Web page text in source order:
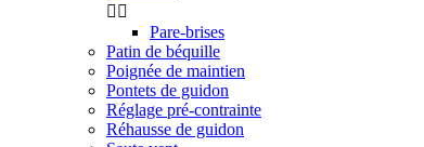
 
Pare-brises
Patin de béquille
Poignée de maintien
Pontets de guidon
Réglage pré-contrainte
Réhausse de guidon